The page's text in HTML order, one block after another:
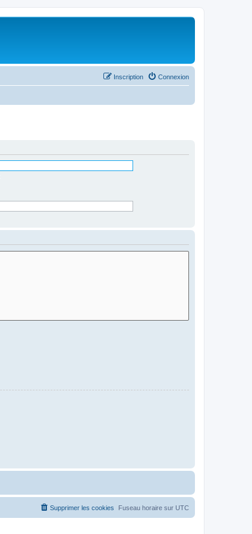
Connexion
Inscription
Fuseau horaire sur UTC
Supprimer les cookies